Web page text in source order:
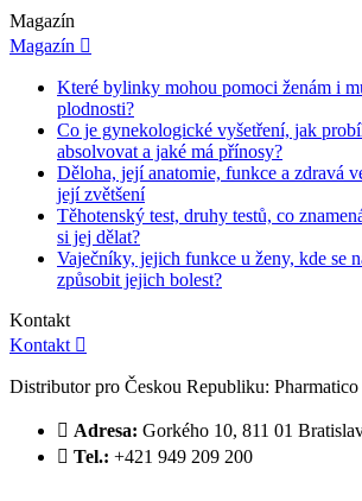
Magazín
Magazín 
Které bylinky mohou pomoci ženám i
plodnosti?
Co je gynekologické vyšetření, jak
absolvovat a jaké má přínosy?
Děloha, její anatomie, funkce a zdravá
její zvětšení
Těhotenský test, druhy testů, co
si jej dělat?
Vaječníky, jejich funkce u ženy, kde se
způsobit jejich bolest?
Kontakt
Kontakt 
Distributor pro Českou Republiku: Pharmatico
 Adresa: Gorkého 10, 811 01
 Tel.: +421 949 209 200